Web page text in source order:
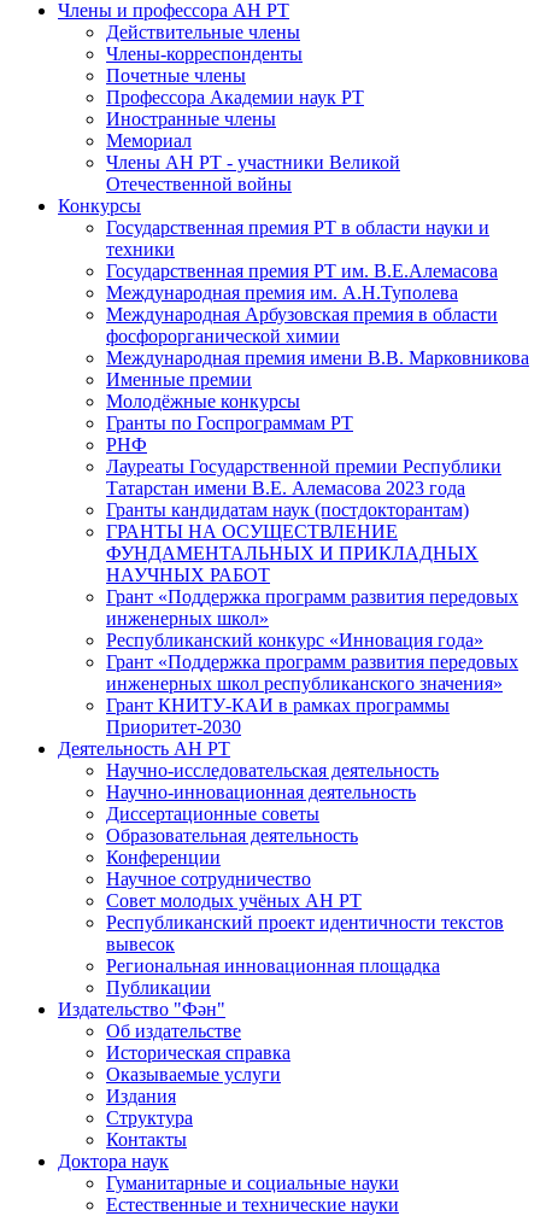
Члены и профессора АН РТ
Действительные члены
Члены-корреспонденты
Почетные члены
Профессора Академии наук РТ
Иностранные члены
Мемориал
Члены АН РТ - участники Великой
Отечественной войны
Конкурсы
Государственная премия РТ в области науки и
техники
Государственная премия РТ им. В.Е.Алемасова
Международная премия им. А.Н.Туполева
Международная Арбузовская премия в области
фосфорорганической химии
Международная премия имени В.В. Марковникова
Именные премии
Молодёжные конкурсы
Гранты по Госпрограммам РТ
РНФ
Лауреаты Государственной премии Республики
Татарстан имени В.Е. Алемасова 2023 года
Гранты кандидатам наук (постдокторантам)
ГРАНТЫ НА ОСУЩЕСТВЛЕНИЕ
ФУНДАМЕНТАЛЬНЫХ И ПРИКЛАДНЫХ
НАУЧНЫХ РАБОТ
Грант «Поддержка программ развития передовых
инженерных школ»
Республиканский конкурс «Инновация года»
Грант «Поддержка программ развития передовых
инженерных школ республиканского значения»
Грант КНИТУ-КАИ в рамках программы
Приоритет-2030
Деятельность АН РТ
Научно-исследовательская деятельность
Научно-инновационная деятельность
Диссертационные советы
Образовательная деятельность
Конференции
Научное сотрудничество
Совет молодых учёных АН РТ
Республиканский проект идентичности текстов
вывесок
Региональная инновационная площадка
Публикации
Издательство "Фән"
Об издательстве
Историческая справка
Оказываемые услуги
Издания
Структура
Контакты
Доктора наук
Гуманитарные и социальные науки
Естественные и технические науки